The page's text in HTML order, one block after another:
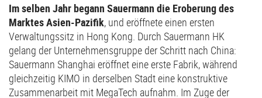
Im selben Jahr begann Sauermann die Eroberung des
Marktes Asien-Pazifik, und eröffnete einen ersten
Verwaltungssitz in Hong Kong. Durch Sauermann HK
gelang der Unternehmensgruppe der Schritt nach China:
Sauermann Shanghai eröffnet eine erste Fabrik, während
gleichzeitig KIMO in derselben Stadt eine konstruktive
Zusammenarbeit mit MegaTech aufnahm. Im Zuge der